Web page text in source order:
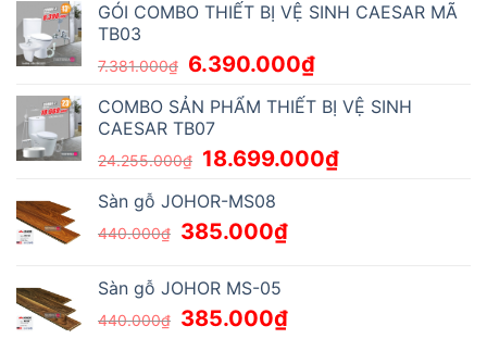
GÓI COMBO THIẾT BỊ VỆ SINH CAESAR MÃ
TB03
7.381.000₫ 6.390.000₫
COMBO SẢN PHẨM THIẾT BỊ VỆ SINH
CAESAR TB07
24.255.000₫ 18.699.000₫
Sàn gỗ JOHOR-MS08
440.000₫ 385.000₫
Sàn gỗ JOHOR MS-05
440.000₫ 385.000₫